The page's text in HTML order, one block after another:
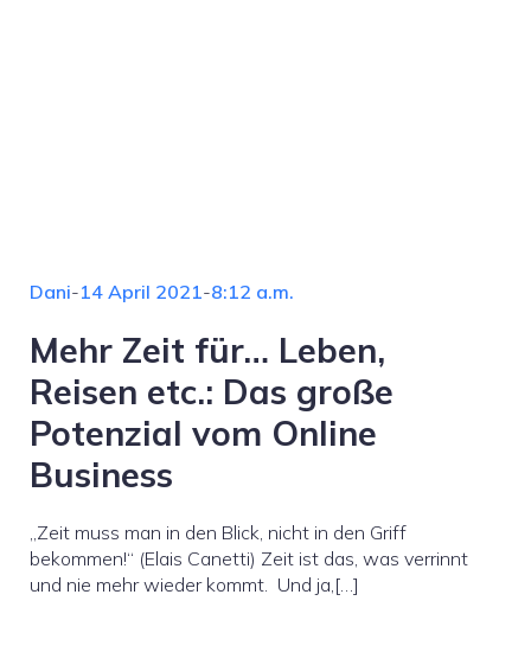
Dani-14 April 2021-8:12 a.m.
Mehr Zeit für… Leben,
Reisen etc.: Das große
Potenzial vom Online
Business
„Zeit muss man in den Blick, nicht in den Griff
bekommen!“ (Elais Canetti) Zeit ist das, was verrinnt
und nie mehr wieder kommt. Und ja,[…]